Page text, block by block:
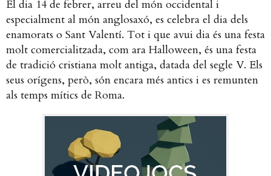
El dia 14 de febrer, arreu del món occidental i
especialment al món anglosaxó, es celebra el dia dels
enamorats o Sant Valentí. Tot i que avui dia és una festa
molt comercialitzada, com ara Halloween, és una festa
de tradició cristiana molt antiga, datada del segle V. Els
seus orígens, però, són encara més antics i es remunten
als temps mítics de Roma.